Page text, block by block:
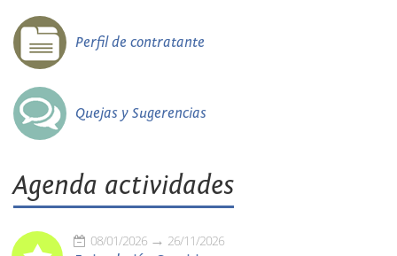
Perfil de contratante
Quejas y Sugerencias
Agenda actividades
08/01/2026 26/11/2026